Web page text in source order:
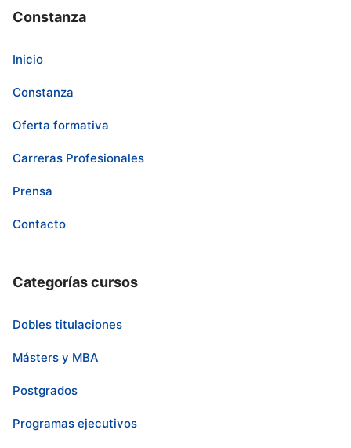
Constanza
Inicio
Constanza
Oferta formativa
Carreras Profesionales
Prensa
Contacto
Categorías cursos
Dobles titulaciones
Másters y MBA
Postgrados
Programas ejecutivos